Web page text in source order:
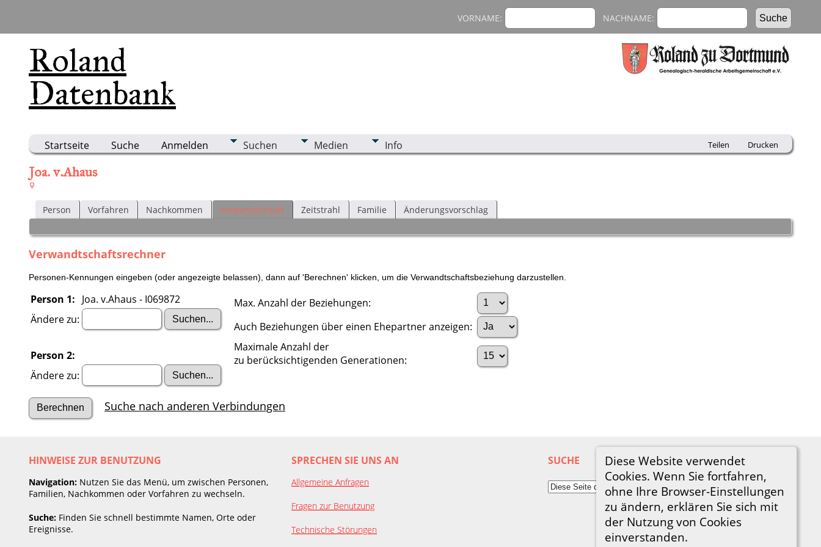
Roland
Datenbank
VORNAME: NACHNAME:
Startseite Suche Anmelden Suchen Medien Info Teilen Drucken
Diese Website verwendet
Cookies. Wenn Sie fortfahren,
ohne Ihre Browser-Einstellungen
zu ändern, erklären Sie sich mit
der Nutzung von Cookies
einverstanden.
Joa. v.Ahaus
Person Vorfahren Nachkommen Verwandtschaft Zeitstrahl Familie Änderungsvorschlag
Verwandtschaftsrechner
Personen-Kennungen eingeben (oder angezeigte belassen), dann auf 'Berechnen' klicken, um die Verwandtschaftsbeziehung darzustellen.
Person 1: Joa. v.Ahaus - I069872
Ändere zu:
Person 2:
Ändere zu:
Max. Anzahl der Beziehungen:
Auch Beziehungen über einen Ehepartner anzeigen:
Maximale Anzahl der
zu berücksichtigenden Generationen:
Suche nach anderen Verbindungen
HINWEISE ZUR BENUTZUNG
Navigation: Nutzen Sie das Menü, um zwischen Personen,
Familien, Nachkommen oder Vorfahren zu wechseln.
Suche: Finden Sie schnell bestimmte Namen, Orte oder
Ereignisse.
SPRECHEN SIE UNS AN
Allgemeine Anfragen
Fragen zur Benutzung
Technische Störungen
SUCHE